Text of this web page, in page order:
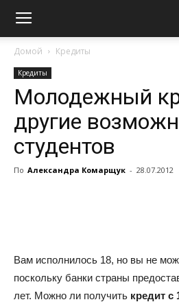
Домой Кредиты
Кредиты
Молодежный
другие
студентов
По Александра Комарщук - 28.07.2012
Вам исполнилось 18, но вы не
поскольку банки страны
лет. Можно ли получить кредит с